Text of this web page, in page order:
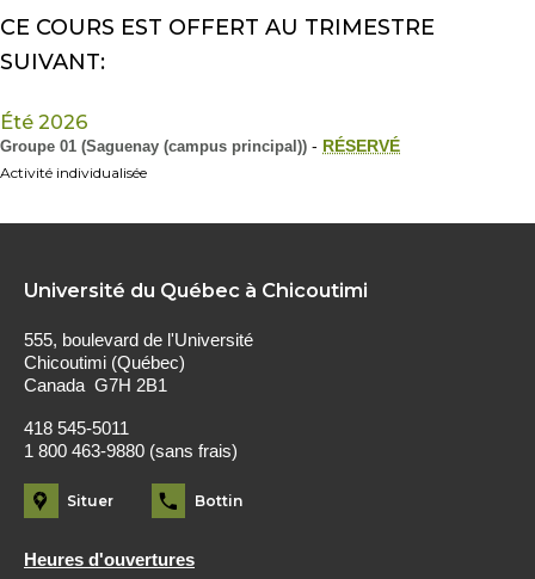
CE COURS EST OFFERT AU TRIMESTRE
SUIVANT:
Été 2026
Groupe 01 (Saguenay (campus principal)) - RÉSERVÉ
Activité individualisée
Université du Québec à Chicoutimi
555, boulevard de l'Université
Chicoutimi (Québec)
Canada G7H 2B1
418 545-5011
1 800 463-9880 (sans frais)
Situer Bottin
Heures d'ouvertures